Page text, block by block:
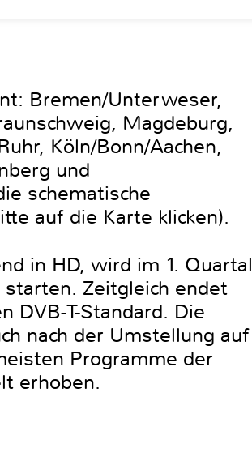
Bremen/Unterweser,
Magdeburg,
Köln/Bonn/Aachen,
und
schematische
auf die Karte klicken).
in HD, wird im 1. Quartal
Zeitgleich endet
DVB-T-Standard. Die
nach der Umstellung auf
Programme der
erhoben.